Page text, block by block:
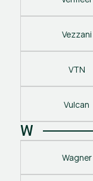
Vezzani
VTN
Vulcan
W
Wagner